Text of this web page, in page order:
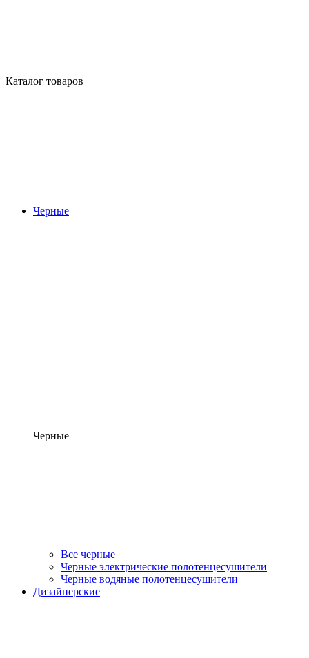
Каталог товаров
Черные
Черные
Все черные
Черные электрические полотенцесушители
Черные водяные полотенцесушители
Дизайнерские